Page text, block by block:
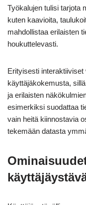
Työkalujen tulisi tarjota
kuten kaavioita,
mahdollistaa erilaisten
houkuttelevasti.
Erityisesti
käyttäjäkokemusta,
ja erilaisten
esimerkiksi suodattaa
vain heitä kiinnostavia
tekemään datasta